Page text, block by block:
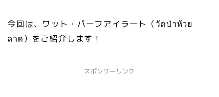
今回は、ワット・パーフアイラート（วัดป่าห้วย
ลาด）をご紹介します！
スポンサーリンク